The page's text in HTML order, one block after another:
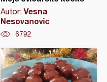
Autor: Vesna
Nesovanovic
6792